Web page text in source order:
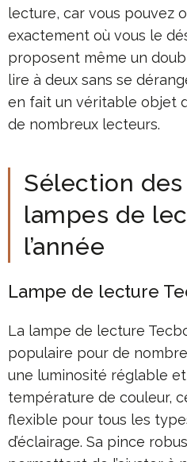
lecture, car vous pouvez
exactement où vous le
proposent même un
lire à deux sans se
en fait un véritable objet
de nombreux lecteurs.
Sélection
lampes de
l’année
Lampe de lecture
La lampe de lecture
populaire pour de
une luminosité réglable
température de couleur,
flexible pour tous les
d’éclairage. Sa pince